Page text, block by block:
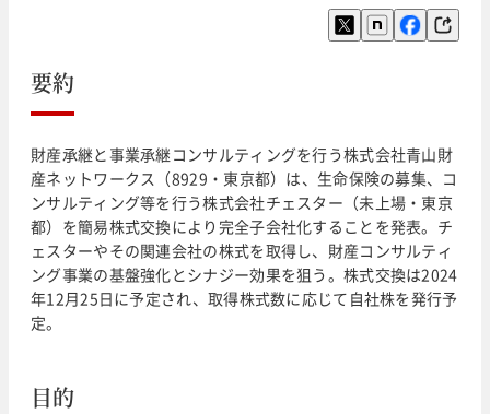
要約
財産承継と事業承継コンサルティングを行う株式会社青山財
産ネットワークス（8929・東京都）は、生命保険の募集、コ
ンサルティング等を行う株式会社チェスター（未上場・東京
都）を簡易株式交換により完全子会社化することを発表。チ
ェスターやその関連会社の株式を取得し、財産コンサルティ
ング事業の基盤強化とシナジー効果を狙う。株式交換は2024
年12月25日に予定され、取得株式数に応じて自社株を発行予
定。
目的